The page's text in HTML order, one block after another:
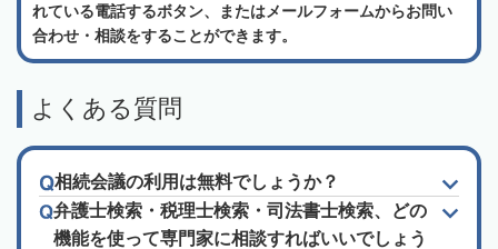
れている電話するボタン、またはメールフォームからお問い
合わせ・相談をすることができます。
よくある質問
相続会議の利用は無料でしょうか？
弁護士検索・税理士検索・司法書士検索、どの
機能を使って専門家に相談すればいいでしょう